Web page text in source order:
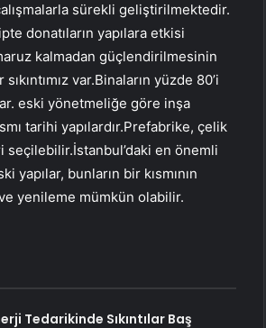
sürekli geliştirilmektedir.
donatıların yapılara etkisi
kalmadan güçlendirilmesinin
var.Binaların yüzde 80’i
eski yönetmeliğe göre inşa
tarihi yapılardır.Prefabrike, çelik
seçilebilir.İstanbul’daki en önemli
bunların bir kısmının
yenileme mümkün olabilir.
Tedarikinde Sıkıntılar Baş